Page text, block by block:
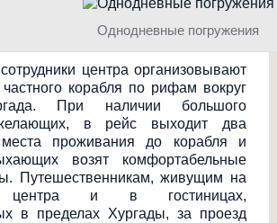
Однодневные погружения
центра организовывают
корабля по рифам вокруг
При наличии большого
желающих, в рейс выходит два
проживания до корабля и
возят комфортабельные
Путешественникам, живущим на
центра и в гостиницах,
в пределах Хургады, за проезд